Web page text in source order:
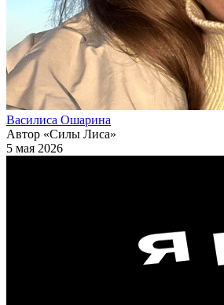
Василиса Ошарина
Автор «Силы Лиса»
5 мая 2026